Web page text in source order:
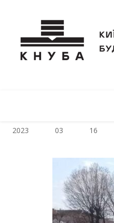
2023 03 16